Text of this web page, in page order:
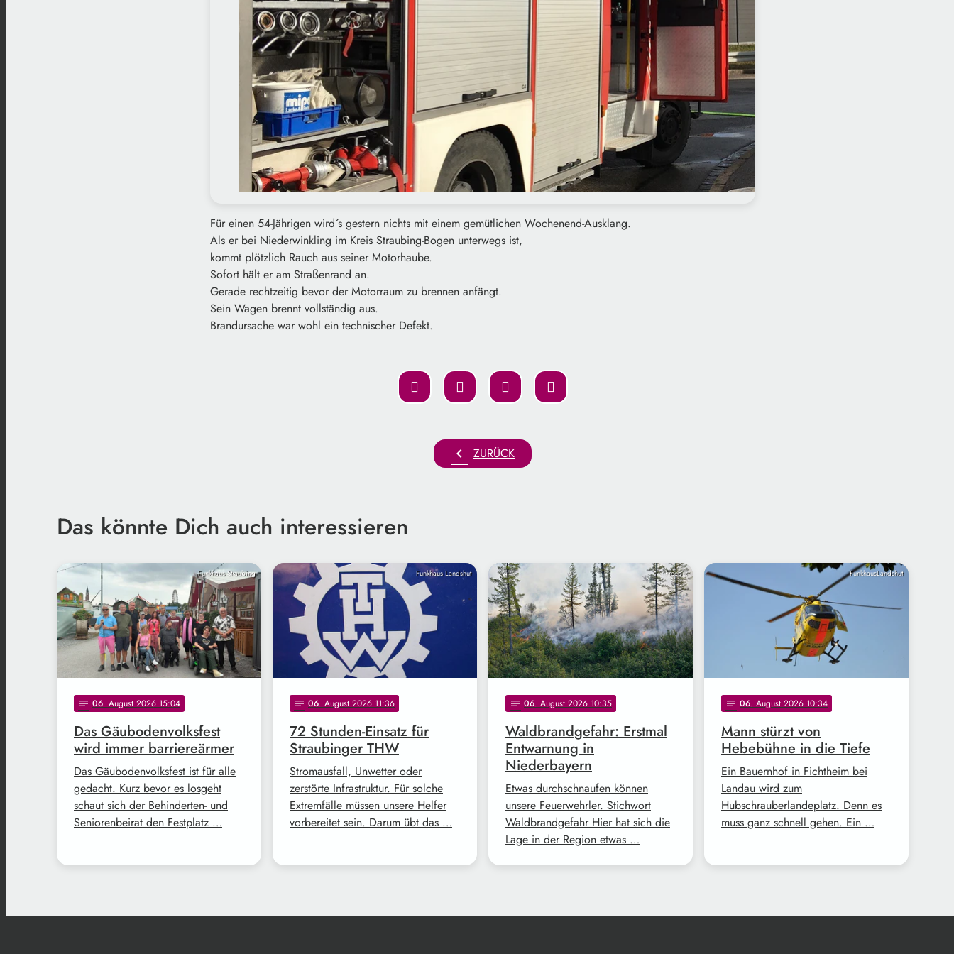
Für einen 54-Jährigen wird´s gestern nichts mit einem gemütlichen Wochenend-Ausklang.
Als er bei Niederwinkling im Kreis Straubing-Bogen unterwegs ist,
kommt plötzlich Rauch aus seiner Motorhaube.
Sofort hält er am Straßenrand an.
Gerade rechtzeitig bevor der Motorraum zu brennen anfängt.
Sein Wagen brennt vollständig aus.
Brandursache war wohl ein technischer Defekt.
chevron_left ZURÜCK
Das könnte Dich auch interessieren
Funkhaus Straubing
notes 06. August 2026 15:04
Das Gäubodenvolksfest
wird immer barriereärmer
Das Gäubodenvolksfest ist für alle
gedacht. Kurz bevor es losgeht
schaut sich der Behinderten- und
Seniorenbeirat den Festplatz …
Funkhaus Landshut
notes 06. August 2026 11:36
72 Stunden-Einsatz für
Straubinger THW
Stromausfall, Unwetter oder
zerstörte Infrastruktur. Für solche
Extremfälle müssen unsere Helfer
vorbereitet sein. Darum übt das …
Freepik
notes 06. August 2026 10:35
Waldbrandgefahr: Erstmal
Entwarnung in
Niederbayern
Etwas durchschnaufen können
unsere Feuerwehrler. Stichwort
Waldbrandgefahr Hier hat sich die
Lage in der Region etwas …
FunkhausLandshut
notes 06. August 2026 10:34
Mann stürzt von
Hebebühne in die Tiefe
Ein Bauernhof in Fichtheim bei
Landau wird zum
Hubschrauberlandeplatz. Denn es
muss ganz schnell gehen. Ein …